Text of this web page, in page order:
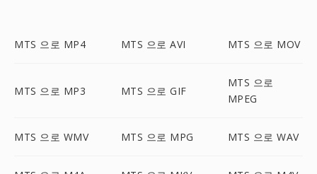
MTS 으로 MP4 MTS 으로 AVI MTS 으로 MOV
MTS 으로 MP3 MTS 으로 GIF
MTS 으로
MPEG
MTS 으로 WMV MTS 으로 MPG MTS 으로 WAV